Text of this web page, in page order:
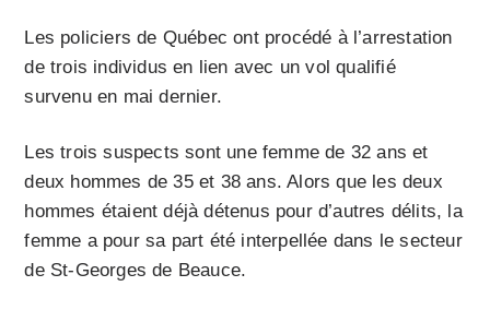
Les policiers de Québec ont procédé à l’arrestation
de trois individus en lien avec un vol qualifié
survenu en mai dernier.
Les trois suspects sont une femme de 32 ans et
deux hommes de 35 et 38 ans. Alors que les deux
hommes étaient déjà détenus pour d’autres délits, la
femme a pour sa part été interpellée dans le secteur
de St-Georges de Beauce.